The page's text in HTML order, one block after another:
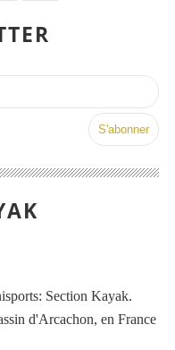
Section Kayak.
d'Arcachon, en France